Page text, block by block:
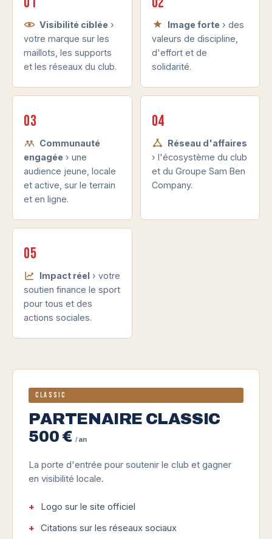
Visibilité ciblée ›
votre marque sur les
maillots, les supports
et les réseaux du club.
Image forte › des
valeurs de discipline,
d'effort et de
solidarité.
03
Communauté
engagée › une
audience jeune, locale
et active, sur le terrain
et en ligne.
04
Réseau d'affaires
› l'écosystème du club
et du Groupe Sam Ben
Company.
05
Impact réel › votre
soutien finance le sport
pour tous et des
actions sociales.
Classic
PARTENAIRE CLASSIC
500 € / an
La porte d'entrée pour soutenir le club et gagner
en visibilité locale.
Logo sur le site officiel
Citations sur les réseaux sociaux